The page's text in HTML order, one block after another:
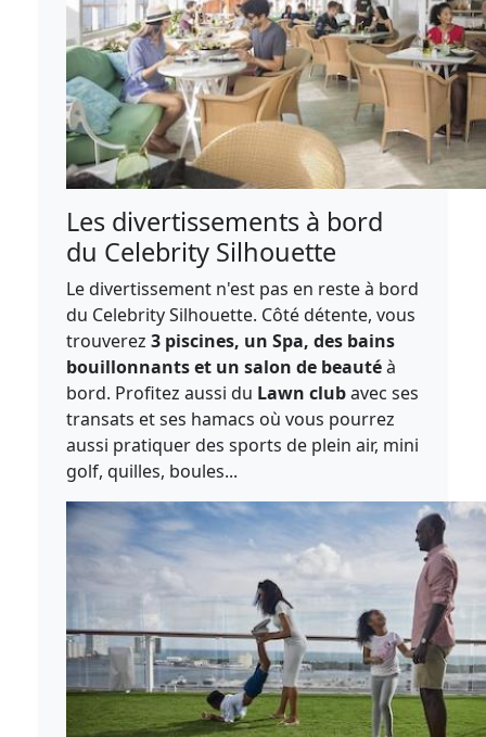
Les divertissements à bord
du Celebrity Silhouette
Le divertissement n'est pas en reste à bord
du Celebrity Silhouette. Côté détente, vous
trouverez 3 piscines, un Spa, des bains
bouillonnants et un salon de beautéà
bord. Profitez aussi du Lawn clubavec ses
transats et ses hamacs où vous pourrez
aussi pratiquer des sports de plein air, mini
golf, quilles, boules...